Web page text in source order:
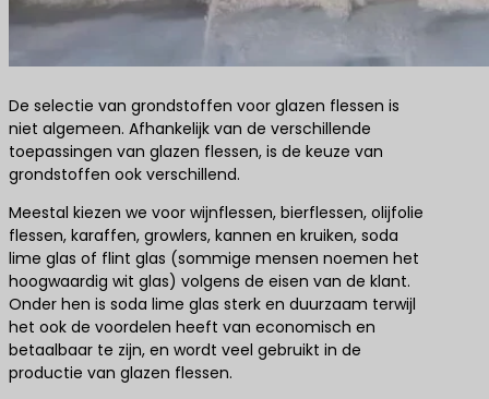
De selectie van grondstoffen voor glazen flessen is
niet algemeen. Afhankelijk van de verschillende
toepassingen van glazen flessen, is de keuze van
grondstoffen ook verschillend.
Meestal kiezen we voor wijnflessen, bierflessen, olijfolie
flessen, karaffen, growlers, kannen en kruiken, soda
lime glas of flint glas (sommige mensen noemen het
hoogwaardig wit glas) volgens de eisen van de klant.
Onder hen is soda lime glas sterk en duurzaam terwijl
het ook de voordelen heeft van economisch en
betaalbaar te zijn, en wordt veel gebruikt in de
productie van glazen flessen.